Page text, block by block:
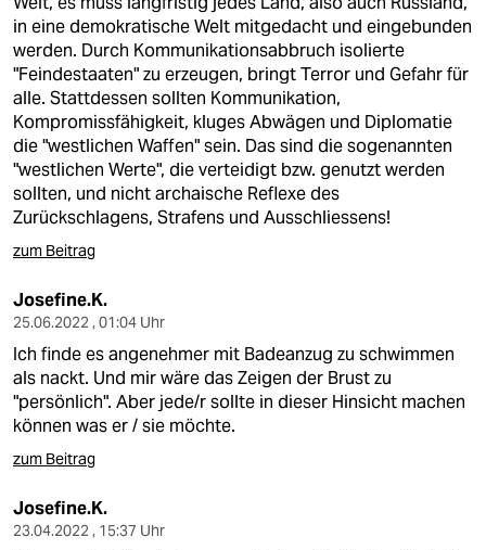
in eine demokratische Welt mitgedacht und eingebunden
werden. Durch Kommunikationsabbruch isolierte
"Feindestaaten" zu erzeugen, bringt Terror und Gefahr für
alle. Stattdessen sollten Kommunikation,
Kompromissfähigkeit, kluges Abwägen und Diplomatie
die "westlichen Waffen" sein. Das sind die sogenannten
"westlichen Werte", die verteidigt bzw. genutzt werden
sollten, und nicht archaische Reflexe des
Zurückschlagens, Strafens und Ausschliessens!
zum Beitrag
Josefine.K.
25.06.2022 , 01:04 Uhr
Ich finde es angenehmer mit Badeanzug zu schwimmen
als nackt. Und mir wäre das Zeigen der Brust zu
"persönlich". Aber jede/r sollte in dieser Hinsicht machen
können was er / sie möchte.
zum Beitrag
Josefine.K.
23.04.2022 , 15:37 Uhr